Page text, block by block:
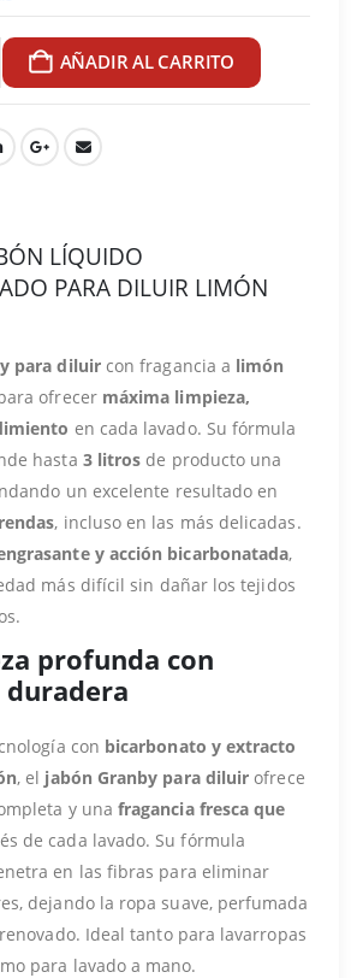
AÑADIR AL CARRITO
LÍQUIDO
PARA DILUIR LIMÓN
para diluircon fragancia a limón
ofrecer máxima limpieza,
en cada lavado. Su fórmula
hasta 3 litros de producto una
un excelente resultado en
, incluso en las más delicadas.
y acción bicarbonatada,
más difícil sin dañar los tejidos
profunda con
con bicarbonato y extracto
, el jabón Granby para diluir ofrece
y una fragancia fresca que
de cada lavado. Su fórmula
en las fibras para eliminar
dejando la ropa suave, perfumada
Ideal tanto para lavarropas
para lavado a mano.